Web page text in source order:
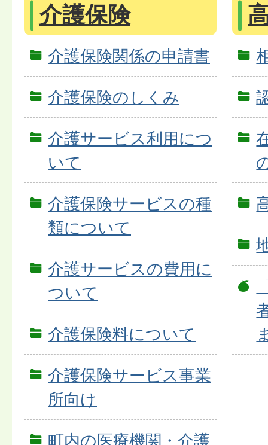
介護保険
介護保険関係の申請書
介護保険のしくみ
介護サービス利用につ
いて
介護保険サービスの種
類について
介護サービスの費用に
ついて
介護保険料について
介護保険サービス事業
所向け
町内の医療機関・介護